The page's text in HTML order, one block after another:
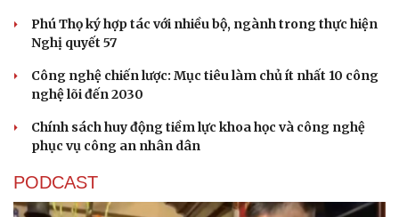
Phú Thọ ký hợp tác với nhiều bộ, ngành trong thực hiện
Nghị quyết 57
Công nghệ chiến lược: Mục tiêu làm chủ ít nhất 10 công
nghệ lõi đến 2030
Chính sách huy động tiềm lực khoa học và công nghệ
phục vụ công an nhân dân
PODCAST